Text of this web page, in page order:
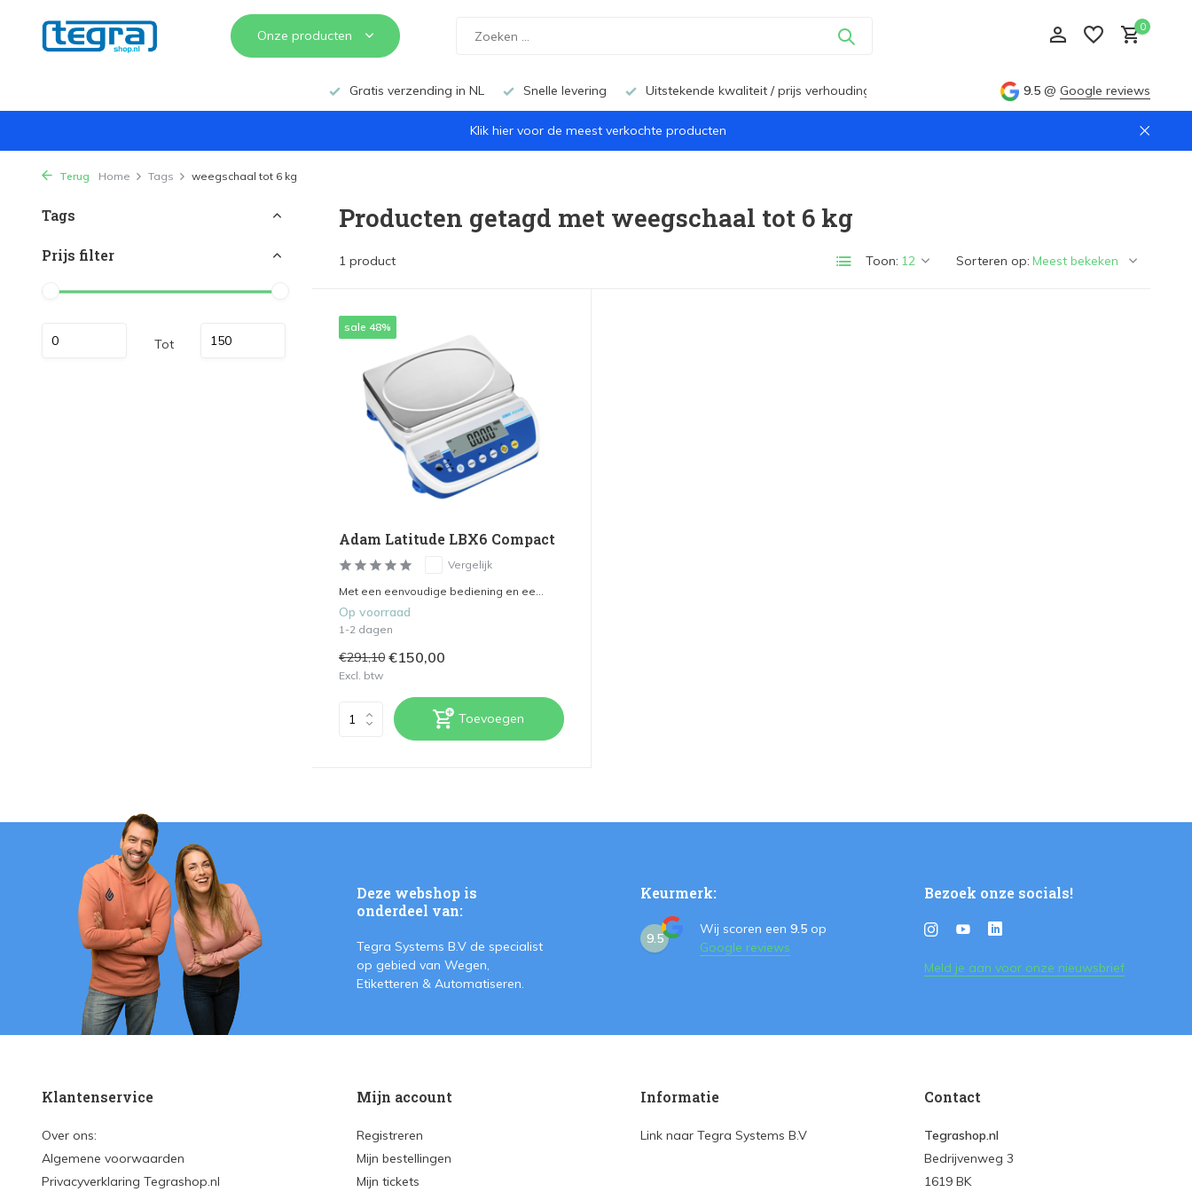
Onze producten
0
Gratis verzending in NL Snelle levering Uitstekende kwaliteit / prijs verhouding 9.5 @ Google reviews
Klik hier voor de meest verkochte producten
Terug Home Tags weegschaal tot 6 kg
Tags
Prijs filter
Tot
Producten getagd met weegschaal tot 6 kg
1 product Toon: Sorteren op:
sale 48%
Adam Latitude LBX6 Compact
Vergelijk
Met een eenvoudige bediening en ee...
Op voorraad
1-2 dagen
€291,10 €150,00
Excl. btw
Toevoegen
Deze webshop is
onderdeel van:
Tegra Systems B.V de specialist
op gebied van Wegen,
Etiketteren & Automatiseren.
Keurmerk:
9.5
Wij scoren een 9.5 op
Google reviews
Bezoek onze socials!
Meld je aan voor onze nieuwsbrief
Klantenservice
Over ons:
Algemene voorwaarden
Privacyverklaring Tegrashop.nl
Mijn account
Registreren
Mijn bestellingen
Mijn tickets
Informatie
Link naar Tegra Systems B.V
Contact
Tegrashop.nl
Bedrijvenweg 3
1619 BK